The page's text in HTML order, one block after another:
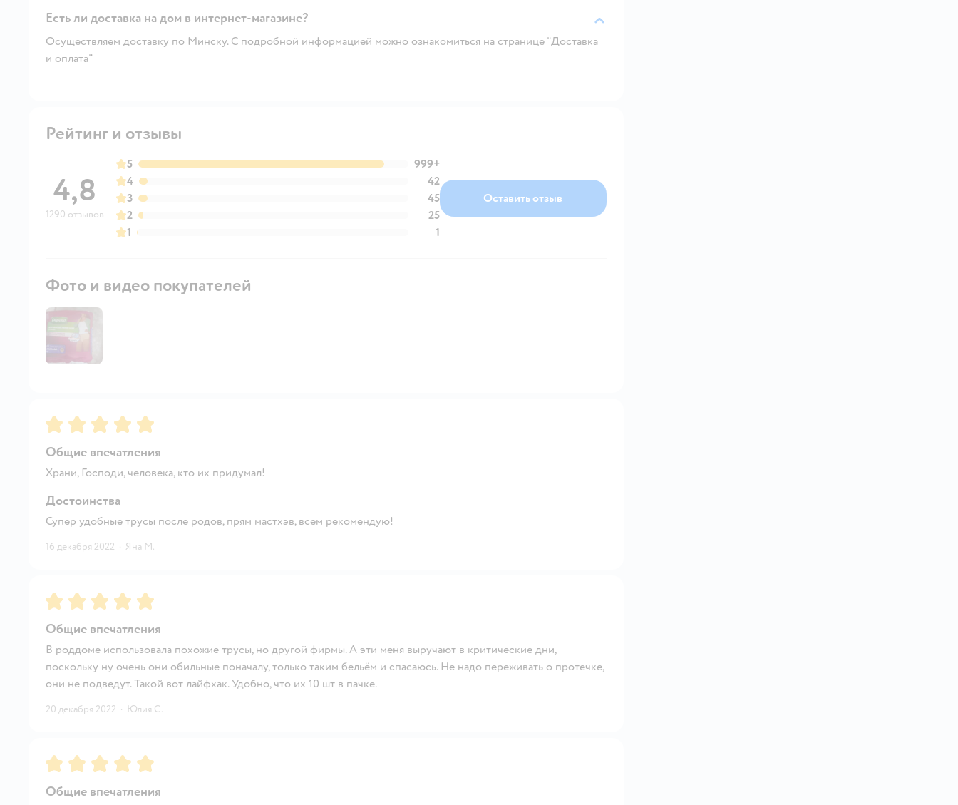
Есть ли доставка на дом в интернет-магазине?
Осуществляем доставку по Минску. С подробной информацией можно ознакомиться на странице "Доставка
и оплата"
Рейтинг и отзывы
4,8
1290 отзывов
5
999+
4
42
3
45
2
25
1
1
Оставить отзыв
Фото и видео покупателей
Рейтинг:5
Общие впечатления
Храни, Господи, человека, кто их придумал!
Достоинства
Супер удобные трусы после родов, прям мастхэв, всем рекомендую!
16 декабря 2022 · Яна М.
Рейтинг:5
Общие впечатления
В роддоме использовала похожие трусы, но другой фирмы. А эти меня выручают в критические дни,
поскольку ну очень они обильные поначалу, только таким бельём и спасаюсь. Не надо переживать о протечке,
они не подведут. Такой вот лайфхак. Удобно, что их 10 шт в пачке.
20 декабря 2022 · Юлия С.
Рейтинг:5
Общие впечатления